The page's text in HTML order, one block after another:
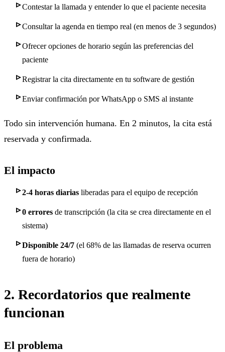
Contestar la llamada y entender lo que el paciente necesita
Consultar la agenda en tiempo real (en menos de 3 segundos)
Ofrecer opciones de horario según las preferencias del
paciente
Registrar la cita directamente en tu software de gestión
Enviar confirmación por WhatsApp o SMS al instante
Todo sin intervención humana. En 2 minutos, la cita está
reservada y confirmada.
El impacto
2-4 horas diarias liberadas para el equipo de recepción
0 errores de transcripción (la cita se crea directamente en el
sistema)
Disponible 24/7 (el 68% de las llamadas de reserva ocurren
fuera de horario)
2. Recordatorios que realmente
funcionan
El problema